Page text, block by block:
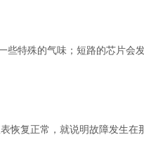
特殊的气味；短路的芯片会
恢复正常，就说明故障发生在